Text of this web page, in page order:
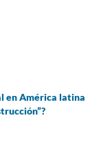
en América latina